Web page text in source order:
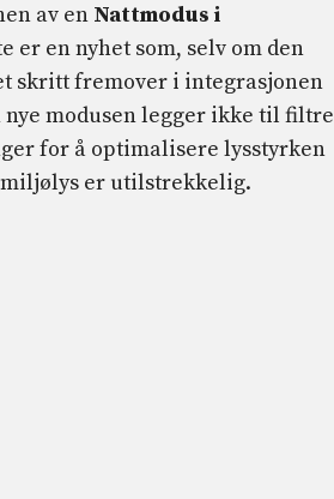
av en Nattmodus i
er en nyhet som, selv om den
skritt fremover i integrasjonen
nye modusen legger ikke til filtre
for å optimalisere lysstyrken
er utilstrekkelig.